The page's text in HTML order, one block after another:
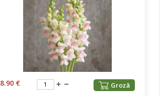
8.90 € Grozā